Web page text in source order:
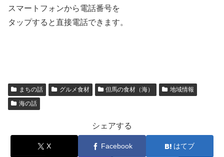
スマートフォンから電話番号を
タップすると直接電話できます。
まちの話 グルメ食材 但馬の食材（海）
地域情報
海の話
シェアする
X Facebook はてブ